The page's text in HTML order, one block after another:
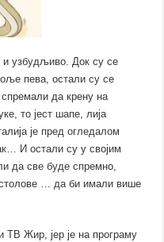
и узбудљиво. Док су се
пева, остали су се
да крену на
то јест шапе, лија
је пред огледалом
И остали су у својим
да све буде спремно,
… да би имали више
Жир, јер је на програму